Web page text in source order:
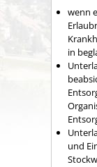
wenn
in
und